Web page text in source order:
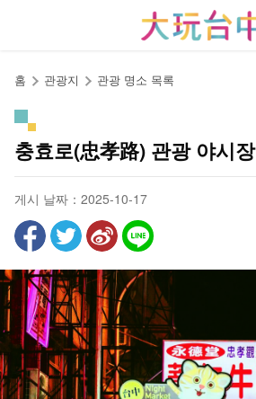
홈 관광지 관광 명소 목록
충효로(忠孝路) 관광 야시장
게시 날짜：2025-10-17